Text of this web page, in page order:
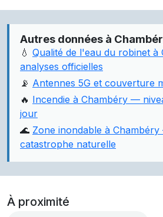
Autres données à
💧 Qualité de l'eau du robinet
analyses officielles
📡 Antennes 5G et couverture
🔥 Incendie à Chambéry —
jour
🌊 Zone inondable à
catastrophe naturelle
À proximité